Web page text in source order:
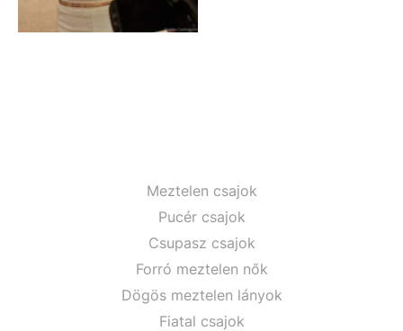
Meztelen csajok
Pucér csajok
Csupasz csajok
Forró meztelen nők
Dögös meztelen lányok
Fiatal csajok